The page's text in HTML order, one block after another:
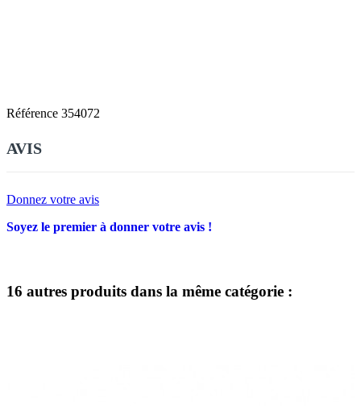
Référence 354072
AVIS
Donnez votre avis
Soyez le premier à donner votre avis !
16 autres produits dans la même catégorie :